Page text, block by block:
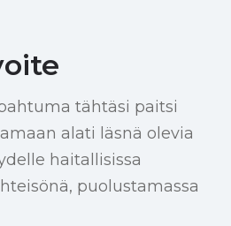
tähtäsi paitsi
alati läsnä olevia
haitallisissa
puolustamassa